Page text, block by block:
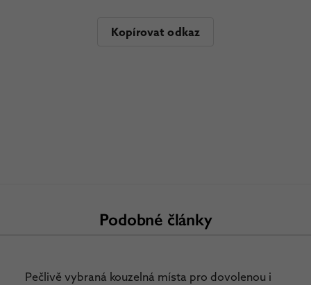
Kopírovat odkaz
Podobné články
Pečlivě vybraná kouzelná místa pro dovolenou i